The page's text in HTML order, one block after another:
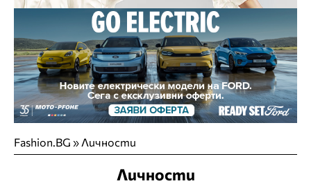
Fashion.BG » Личности
Личности